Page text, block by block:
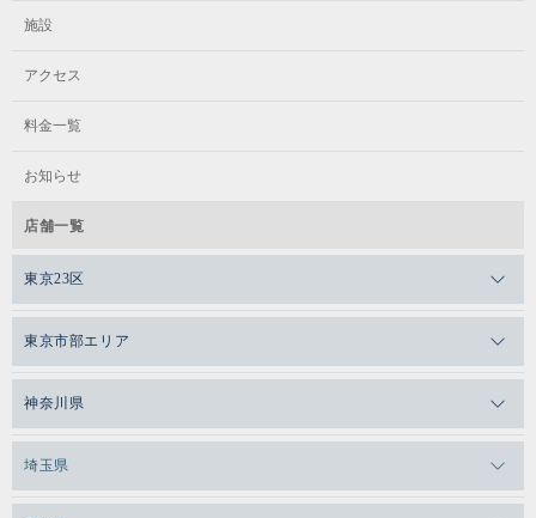
施設
アクセス
料金一覧
お知らせ
店舗一覧
東京23区
メガロスルフレ恵比寿
メガロス日比谷シャンテ
東京市部エリア
メガロス三鷹
メガロスルフレ三鷹
神奈川県
メガロス上永谷
埼玉県